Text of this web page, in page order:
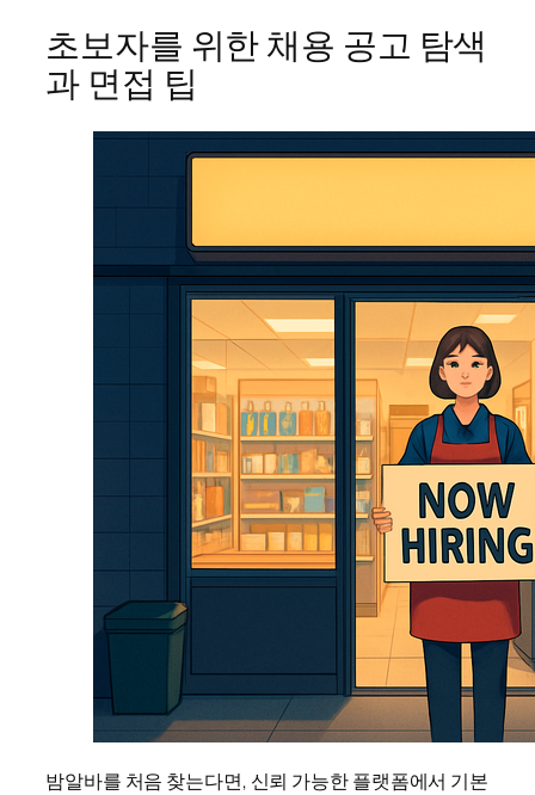
초보자를 위한 채용 공고 탐색
과 면접 팁
밤알바를 처음 찾는다면, 신뢰 가능한 플랫폼에서 기본